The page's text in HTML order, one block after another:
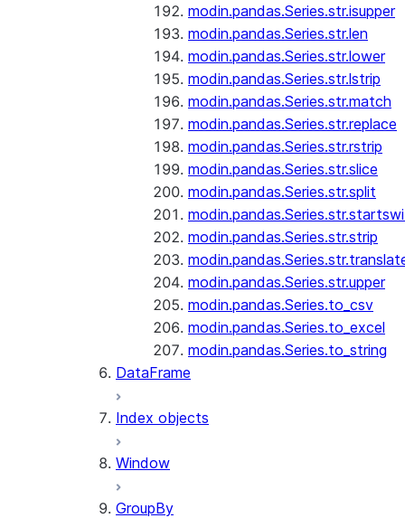
modin.pandas.Series.str.isupper
modin.pandas.Series.str.len
modin.pandas.Series.str.lower
modin.pandas.Series.str.lstrip
modin.pandas.Series.str.match
modin.pandas.Series.str.replace
modin.pandas.Series.str.rstrip
modin.pandas.Series.str.slice
modin.pandas.Series.str.split
modin.pandas.Series.str.strip
modin.pandas.Series.str.upper
modin.pandas.Series.to_csv
modin.pandas.Series.to_excel
modin.pandas.Series.to_string
DataFrame
Index objects
Window
GroupBy